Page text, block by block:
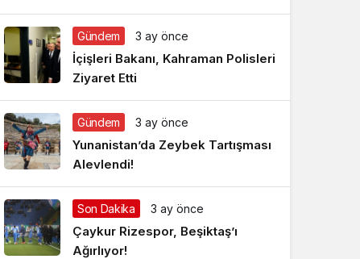
Gece Modu
Gece modunu seçin.
Sistem Modu
Sistem modunu seçin.
Gündem 3 ay önce
İçişleri Bakanı, Kahraman Polisleri
Ziyaret Etti
Gündem 3 ay önce
Yunanistan’da Zeybek Tartışması
Alevlendi!
Son Dakika 3 ay önce
Çaykur Rizespor, Beşiktaş’ı
Ağırlıyor!